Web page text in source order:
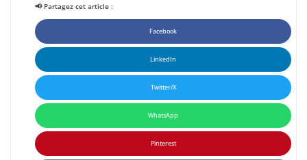
📢 Partagez cet article :
Facebook
LinkedIn
Twitter/X
WhatsApp
Pinterest